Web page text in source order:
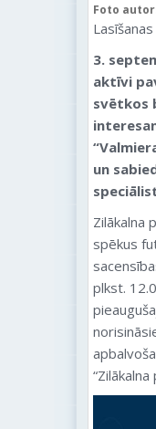
Foto
Lasīšanas
3.
aktīvi
svētkos
un
Zilākalna
spēkus
plkst.